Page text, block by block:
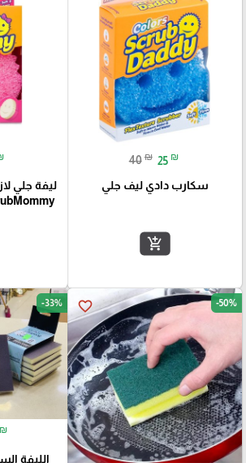
40 ₪ 25 ₪
سكارب دادي ليف جلي
add_shopping_cart
ليفة جلي
favorite_border -50%
-33%
₪
الليفة